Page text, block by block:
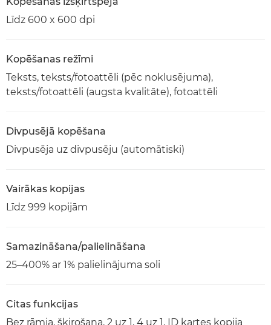
Līdz 600 x 600 dpi
Kopēšanas režīmi
Teksts, teksts/fotoattēli (pēc noklusējuma),
teksts/fotoattēli (augsta kvalitāte), fotoattēli
Divpusējā kopēšana
Divpusēja uz divpusēju (automātiski)
Vairākas kopijas
Līdz 999 kopijām
Samazināšana/palielināšana
25–400% ar 1% palielinājuma soli
Citas funkcijas
Bez rāmja, šķirošana, 2 uz 1, 4 uz 1, ID kartes kopija